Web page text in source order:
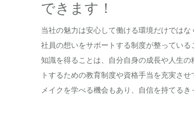
できます！
当社の魅力は安心して働ける環境だけでは
社員の想いをサポートする制度が整ってい
知識を得ることは、自分自身の成長や人生
トするための教育制度や資格手当を充実さ
メイクを学べる機会もあり、自信を持てるき